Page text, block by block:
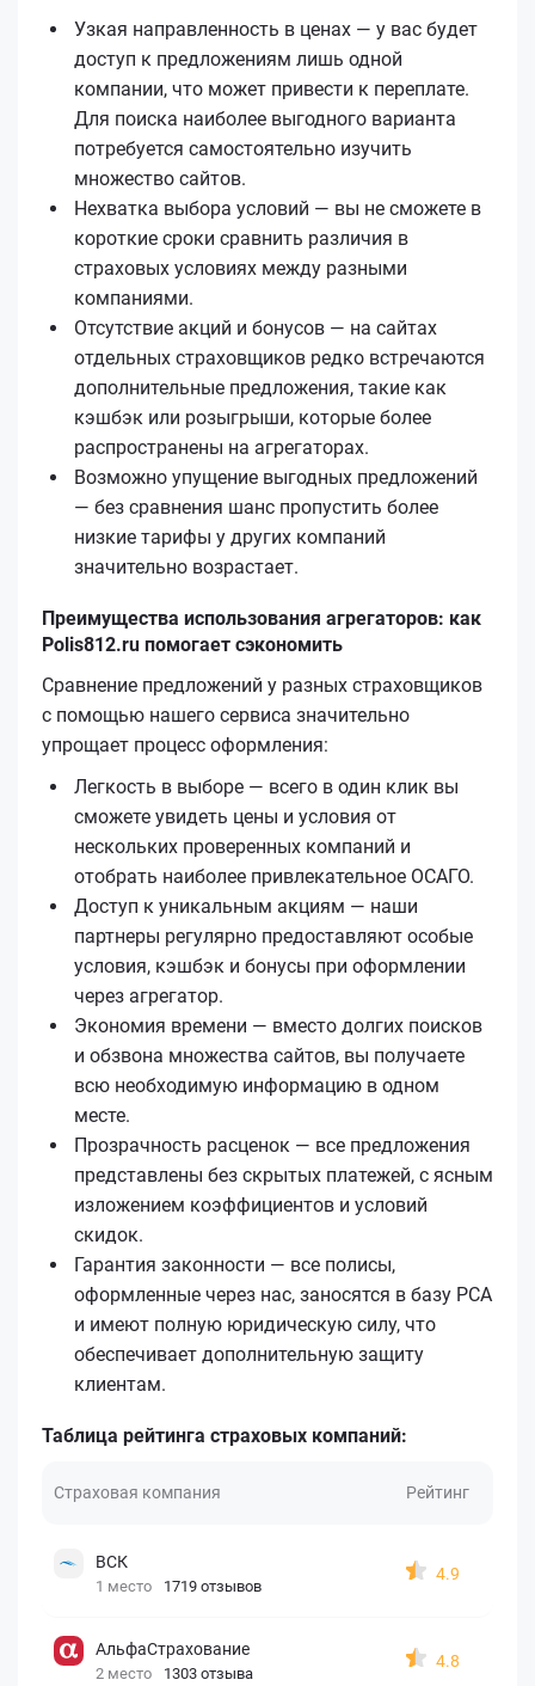
Узкая направленность в ценах — у вас будет
доступ к предложениям лишь одной
компании, что может привести к переплате.
Для поиска наиболее выгодного варианта
потребуется самостоятельно изучить
множество сайтов.
Нехватка выбора условий — вы не сможете в
короткие сроки сравнить различия в
страховых условиях между разными
компаниями.
Отсутствие акций и бонусов — на сайтах
отдельных страховщиков редко встречаются
дополнительные предложения, такие как
кэшбэк или розыгрыши, которые более
распространены на агрегаторах.
Возможно упущение выгодных предложений
— без сравнения шанс пропустить более
низкие тарифы у других компаний
значительно возрастает.
Преимущества использования агрегаторов: как
Polis812.ru помогает сэкономить
Сравнение предложений у разных страховщиков
с помощью нашего сервиса значительно
упрощает процесс оформления:
Легкость в выборе — всего в один клик вы
сможете увидеть цены и условия от
нескольких проверенных компаний и
отобрать наиболее привлекательное ОСАГО.
Доступ к уникальным акциям — наши
партнеры регулярно предоставляют особые
условия, кэшбэк и бонусы при оформлении
через агрегатор.
Экономия времени — вместо долгих поисков
и обзвона множества сайтов, вы получаете
всю необходимую информацию в одном
месте.
Прозрачность расценок — все предложения
представлены без скрытых платежей, с ясным
изложением коэффициентов и условий
скидок.
Гарантия законности — все полисы,
оформленные через нас, заносятся в базу РСА
и имеют полную юридическую силу, что
обеспечивает дополнительную защиту
клиентам.
Таблица рейтинга страховых компаний:
Страховая компания Рейтинг
ВСК
1 место 1719 отзывов
4.9
АльфаСтрахование
2 место 1303 отзыва
4.8